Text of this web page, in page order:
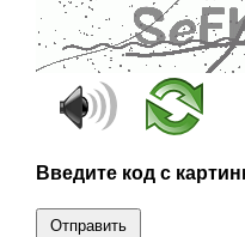
Введите код с
Отправить